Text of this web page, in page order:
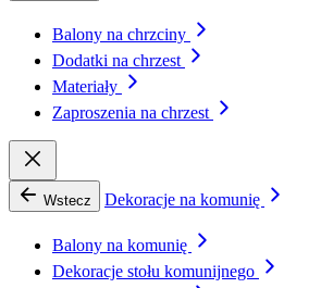
Balony na chrzciny
Dodatki na chrzest
Materiały
Zaproszenia na chrzest
Wstecz Dekoracje na komunię
Balony na komunię
Dekoracje stołu komunijnego